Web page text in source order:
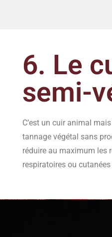
6. Le
semi-
C’est un cuir animal
tannage végétal sans
réduire au maximum les
respiratoires ou